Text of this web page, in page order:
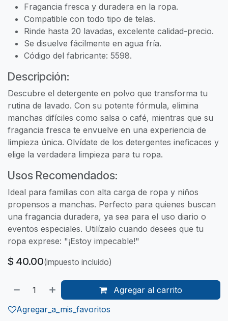
Fragancia fresca y duradera en la ropa.
Compatible con todo tipo de telas.
Rinde hasta 20 lavadas, excelente calidad-precio.
Se disuelve fácilmente en agua fría.
Código del fabricante: 5598.
Descripción:
Descubre el detergente en polvo que transforma tu
rutina de lavado. Con su potente fórmula, elimina
manchas difíciles como salsa o café, mientras que su
fragancia fresca te envuelve en una experiencia de
limpieza única. Olvídate de los detergentes ineficaces y
elige la verdadera limpieza para tu ropa.
Usos Recomendados:
Ideal para familias con alta carga de ropa y niños
propensos a manchas. Perfecto para quienes buscan
una fragancia duradera, ya sea para el uso diario o
eventos especiales. Utilízalo cuando desees que tu
ropa exprese: "¡Estoy impecable!"
$ 40.00(impuesto incluido)
Agregar al carrito
Agregar_a_mis_favoritos